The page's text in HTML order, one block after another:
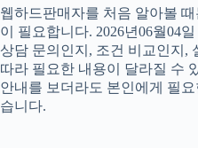
웹하드판매자를 처음 알아볼
이 필요합니다. 2026년06월04
상담 문의인지, 조건 비교인지,
따라 필요한 내용이 달라질 수
안내를 보더라도 본인에게 필
습니다.